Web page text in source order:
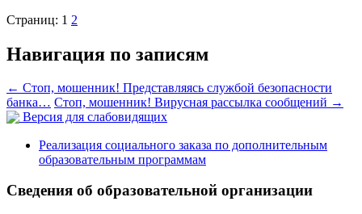
Страниц: 1 2
Навигация по записям
← Стоп, мошенник! Представляясь службой безопасности
банка… Стоп, мошенник! Вирусная рассылка сообщений →
Версия для слабовидящих
Реализация социального заказа по дополнительным
образовательным программам
Сведения об образовательной организации